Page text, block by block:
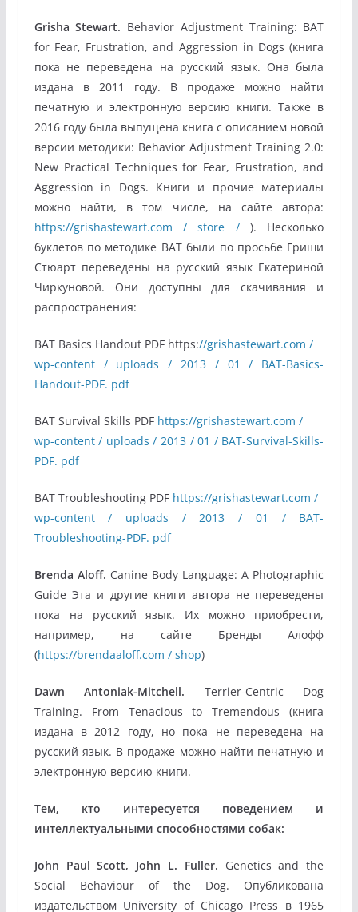
Grisha Stewart. Behavior Adjustment Training: BAT
for Fear, Frustration, and Aggression in Dogs (книга
пока не переведена на русский язык. Она была
издана в 2011 году. В продаже можно найти
печатную и электронную версию книги. Также в
2016 году была выпущена книга с описанием новой
версии методики: Behavior Adjustment Training 2.0:
New Practical Techniques for Fear, Frustration, and
Aggression in Dogs. Книги и прочие материалы
можно найти, в том числе, на сайте автора:
https://grishastewart.com / store / ). Несколько
буклетов по методике BAT были по просьбе Гриши
Стюарт переведены на русский язык Екатериной
Чиркуновой. Они доступны для скачивания и
распространения:
BAT Basics Handout PDF https://grishastewart.com /
wp-content / uploads / 2013 / 01 / BAT-Basics-
Handout-PDF. pdf
BAT Survival Skills PDF https://grishastewart.com /
wp-content / uploads / 2013 / 01 / BAT-Survival-Skills-
PDF. pdf
BAT Troubleshooting PDF https://grishastewart.com /
wp-content / uploads / 2013 / 01 / BAT-
Troubleshooting-PDF. pdf
Brenda Aloff. Canine Body Language: A Photographic
Guide Эта и другие книги автора не переведены
пока на русский язык. Их можно приобрести,
например, на сайте Бренды Алофф
(https://brendaaloff.com / shop)
Dawn Antoniak-Mitchell. Terrier-Centric Dog
Training. From Tenacious to Tremendous (книга
издана в 2012 году, но пока не переведена на
русский язык. В продаже можно найти печатную и
электронную версию книги.
Тем, кто интересуется поведением и
интеллектуальными способностями собак:
John Paul Scott, John L. Fuller. Genetics and the
Social Behaviour of the Dog. Опубликована
издательством University of Chicago Press в 1965